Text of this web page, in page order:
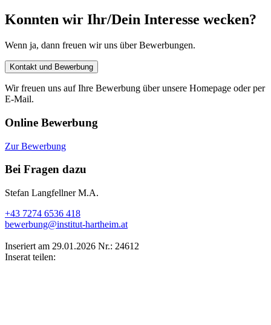
Konnten wir Ihr/Dein Interesse wecken?
Wenn ja, dann freuen wir uns über Bewerbungen.
Kontakt und Bewerbung
Wir freuen uns auf Ihre Bewerbung über unsere Homepage oder per
E-Mail.
Online Bewerbung
Zur Bewerbung
Bei Fragen dazu
Stefan Langfellner M.A.
+43 7274 6536 418
bewerbung@institut-hartheim.at
Inseriert am 29.01.2026 Nr.: 24612
Inserat teilen: